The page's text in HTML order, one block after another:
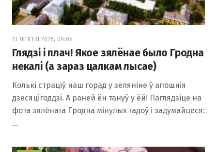
13 ЛІПЕНЯ 2025, 09:05
Глядзі і плач! Якое зялёнае было Гродна
некалі (а зараз цалкам лысае)
Колькі страціў наш горад у зеляніне ў апошнія
дзесяцігоддзі. А раней ён тануў у ёй! Паглядзіце на
фота зялёнага Гродна мінулых гадоў і задумайцеся:
…